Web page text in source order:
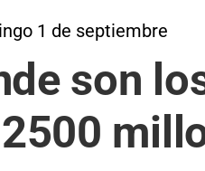
1 de septiembre
son